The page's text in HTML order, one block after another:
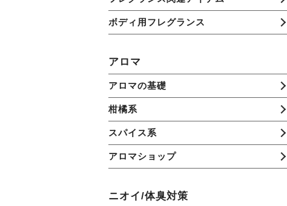
ボディ用フレグランス
アロマ
アロマの基礎
柑橘系
スパイス系
アロマショップ
ニオイ/体臭対策